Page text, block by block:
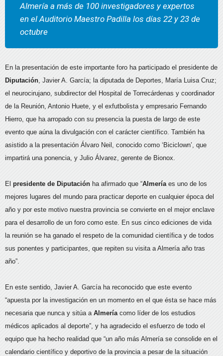
Almería a más de 100 investigadores y expertos
en el Auditorio Maestro Padilla los días 22 y 23 de
octubre
En la presentación de este importante foro ha participado el presidente de
Diputación , Javier A. García; la diputada de Deportes, María Luisa Cruz;
el neurocirujano, subdirector del Hospital de Torrecárdenas y coordinador
de la Reunión, Antonio Huete, y el exfutbolista y empresario Fernando
Hierro, que ha arropado con su presencia la puesta de largo de este
evento que aúna la divulgación con el carácter científico. También ha
asistido a la presentación Álvaro Neil, conocido como ‘Biciclown’, que
impartirá una ponencia, y Julio Álvarez, gerente de Bionox.
El presidente de Diputación ha afirmado que “Almería es uno de los
mejores lugares del mundo para practicar deporte en cualquier época del
año y por este motivo nuestra provincia se convierte en el mejor enclave
para el desarrollo de un foro como este. En sus cinco ediciones de vida
la reunión se ha ganado el respeto de la comunidad científica y de todos
sus ponentes y participantes, que repiten su visita a Almería año tras
año”.
En este sentido, Javier A. García ha reconocido que este evento
“apuesta por la investigación en un momento en el que ésta se hace más
necesaria que nunca y sitúa a Almería como líder de los estudios
médicos aplicados al deporte”, y ha agradecido el esfuerzo de todo el
equipo que ha hecho realidad que “un año más Almería se consolide en el
calendario científico y deportivo de la provincia a pesar de la situación